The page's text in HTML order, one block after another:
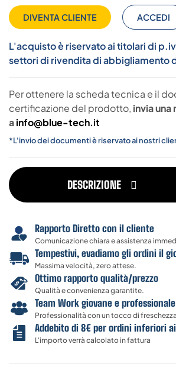
DIVENTA CLIENTE ACCEDI
L'acquisto è riservato ai titolari di
settori di rivendita di abbigliamento
Per ottenere la scheda tecnica e il
certificazione del prodotto, invia una
ainfo@blue-tech.it
*L'invio dei documenti è riservato ai nostri
DESCRIZIONE
Rapporto Diretto con il cliente
Comunicazione chiara e assistenza
Tempestivi, evadiamo gli ordini il
Massima velocità, zero attese.
Ottimo rapporto qualità/prezzo
Qualità e convenienza garantite.
Team Work giovane e professionale
Professionalità con un tocco di
Addebito di 8€ per ordini inferiori ai
L'importo verrà calcolato in fattura